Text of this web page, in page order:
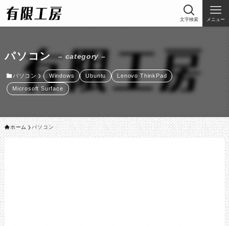
文字検索 メニュー
パソコン – category –
パソコン Windows Ubuntu Lenovo ThinkPad
Microsoft Surface
ホーム パソコン